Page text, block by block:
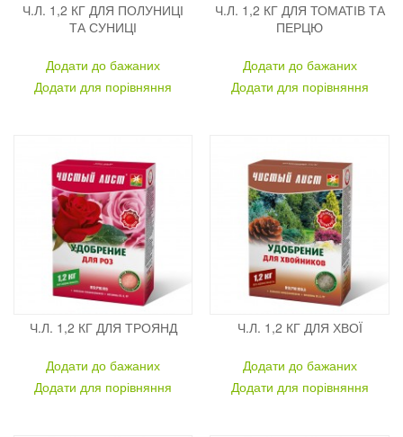
Ч.Л. 1,2 КГ ДЛЯ ПОЛУНИЦІ
ТА СУНИЦІ
Додати до бажаних
Додати для порівняння
Ч.Л. 1,2 КГ ДЛЯ ТОМАТІВ ТА
ПЕРЦЮ
Додати до бажаних
Додати для порівняння
Ч.Л. 1,2 КГ ДЛЯ ТРОЯНД
Додати до бажаних
Додати для порівняння
Ч.Л. 1,2 КГ ДЛЯ ХВОЇ
Додати до бажаних
Додати для порівняння